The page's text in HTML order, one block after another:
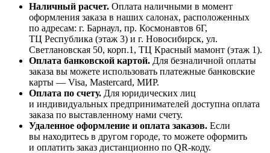
Наличный расчет. Оплата наличными в момент
оформления заказа в наших салонах, расположенных
по адресам: г. Барнаул, пр. Космонавтов 6Г,
ТЦ Республика (этаж 3) и г. Новосибирск, ул.
Светлановская 50, корп.1, ТЦ Красный мамонт (этаж 1).
Оплата банковской картой. Для безналичной оплаты
заказа вы можете использовать платежные банковские
карты — Visa, Mastercard, МИР.
Оплата по счету. Для юридических лиц
и индивидуальных предпринимателей доступна оплата
заказа по выставленному нами счету.
Удаленное оформление и оплата заказов. Если
вы находитесь в другом городе, то можете оформить
и оплатить заказ дистанционно по QR-коду.